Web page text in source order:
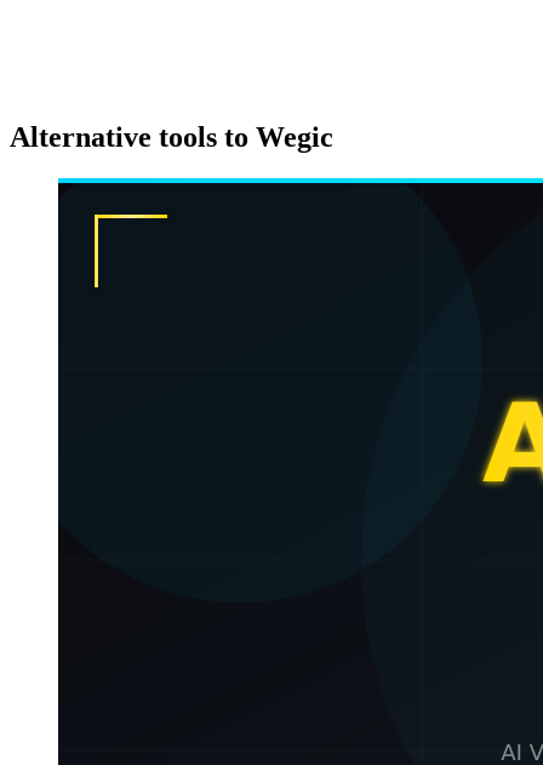
Alternative tools to Wegic